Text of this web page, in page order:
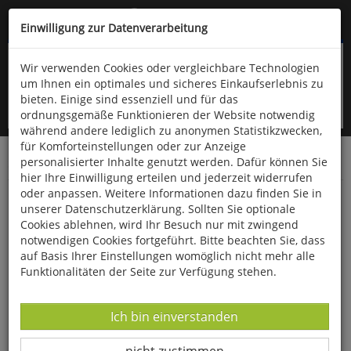
Kompletten Head der Seite überspringen
oder (06766) 9323-960
Startseite Bücher Biologie allgemein Zoologie
Stadtfauna
Einwilligung zur Datenverarbeitung
Wir verwenden Cookies oder vergleichbare Technologien
um Ihnen ein optimales und sicheres Einkaufserlebnis zu
bieten. Einige sind essenziell und für das
ordnungsgemäße Funktionieren der Website notwendig
während andere lediglich zu anonymen Statistikzwecken,
für Komforteinstellungen oder zur Anzeige
personalisierter Inhalte genutzt werden. Dafür können Sie
hier Ihre Einwilligung erteilen und jederzeit widerrufen
oder anpassen. Weitere Informationen dazu finden Sie in
unserer Datenschutzerklärung. Sollten Sie optionale
Cookies ablehnen, wird Ihr Besuch nur mit zwingend
notwendigen Cookies fortgeführt. Bitte beachten Sie, dass
auf Basis Ihrer Einstellungen womöglich nicht mehr alle
Funktionalitäten der Seite zur Verfügung stehen.
Datenverarbeitung -
Ich bin einverstanden